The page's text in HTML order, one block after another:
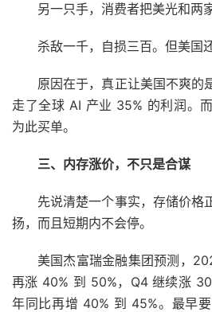
另一只手，消费者把美光和两
杀敌一千，自损三百。但美国
原因在于，真正让美国不爽的
走了全球 AI 产业 35% 的利润。
为此买单。
三、内存涨价，不只是合谋
先说清楚一个事实，存储价格
扬，而且短期内不会停。
美国杰富瑞金融集团预测，
再涨 40% 到 50%，Q4 继续涨
年同比再增 40% 到 45%。最早